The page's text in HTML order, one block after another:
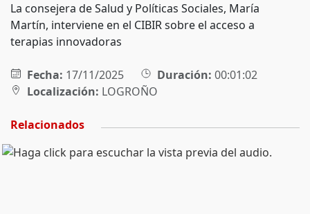
La consejera de Salud y Políticas Sociales, María
Martín, interviene en el CIBIR sobre el acceso a
terapias innovadoras
Fecha: 17/11/2025 Duración: 00:01:02
Localización: LOGROÑO
Relacionados